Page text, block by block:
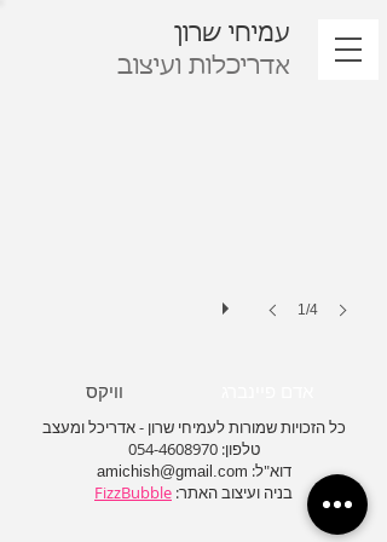
עמיחי שרון
אדריכלות ועיצוב
1/4
וויקס
כל הזכויות שמורות לעמיחי שרון - אדריכל ומעצב
טלפון:054-4608970
דוא"ל: amichish@gmail.com
בניה ועיצוב האתר: ​​ FizzBubble